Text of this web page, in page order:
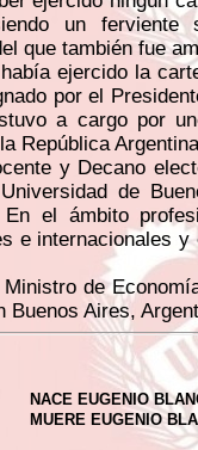
un ferviente
que también fue
ejercido la
por el
a cargo por
República
y Decano
de
el ámbito
e internacionales y
de
Buenos Aires,
NACE EUGENIO
MUERE EUGENIO